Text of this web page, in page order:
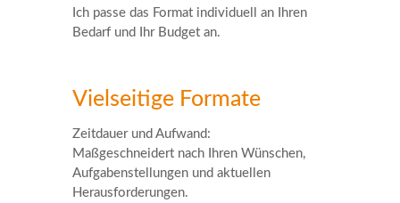
Ich passe das Format individuell an Ihren
Bedarf und Ihr Budget an.
Vielseitige Formate
Zeitdauer und Aufwand:
Maßgeschneidert nach Ihren Wünschen,
Aufgabenstellungen und aktuellen
Herausforderungen.